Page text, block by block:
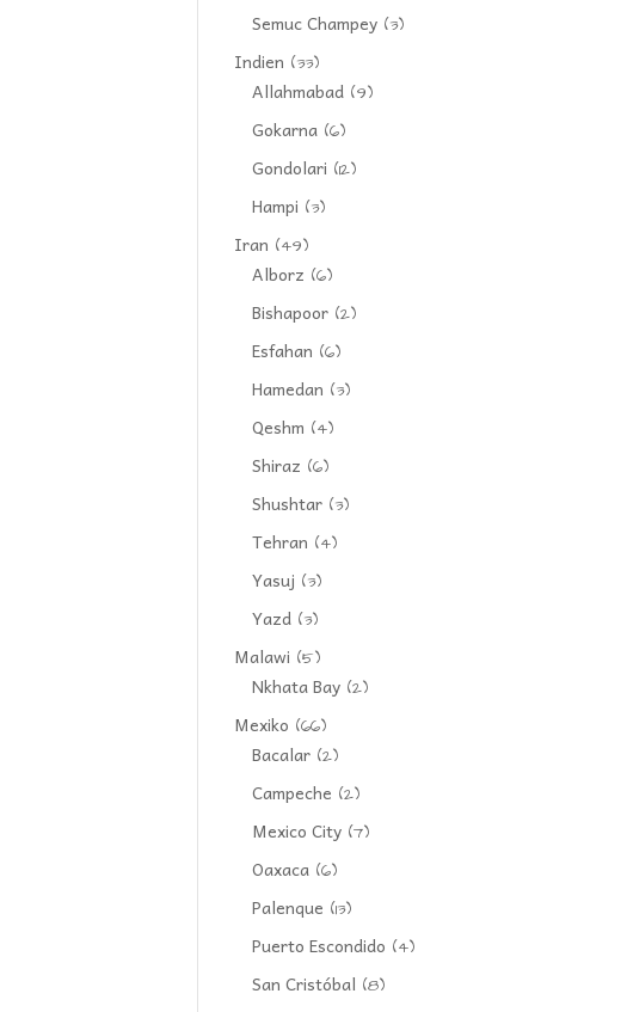
Semuc Champey (3)
Indien (33)
Allahmabad (9)
Gokarna (6)
Gondolari (12)
Hampi (3)
Iran (49)
Alborz (6)
Bishapoor (2)
Esfahan (6)
Hamedan (3)
Qeshm (4)
Shiraz (6)
Shushtar (3)
Tehran (4)
Yasuj (3)
Yazd (3)
Malawi (5)
Nkhata Bay (2)
Mexiko (66)
Bacalar (2)
Campeche (2)
Mexico City (7)
Oaxaca (6)
Palenque (13)
Puerto Escondido (4)
San Cristóbal (8)